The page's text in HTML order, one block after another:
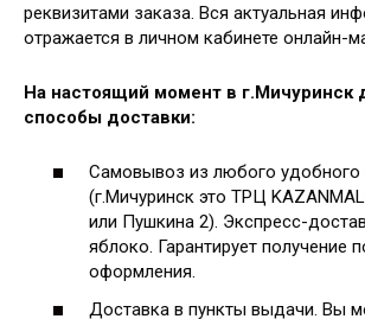
реквизитами заказа. Вся актуальная
отражается в личном кабинете онлайн-
На настоящий момент в г.Мичуринск
способы доставки:
Самовывоз из любого удобного
(г.Мичуринск это ТРЦ
или Пушкина 2). Экспресс-
яблоко. Гарантирует получение
оформления.
Доставка в пункты выдачи. Вы